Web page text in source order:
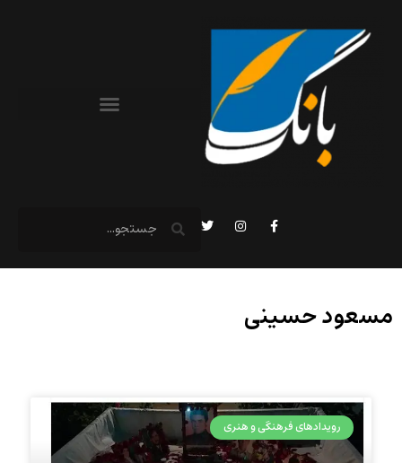
مسعود حسینی
رویدادهای فرهنگی و هنری